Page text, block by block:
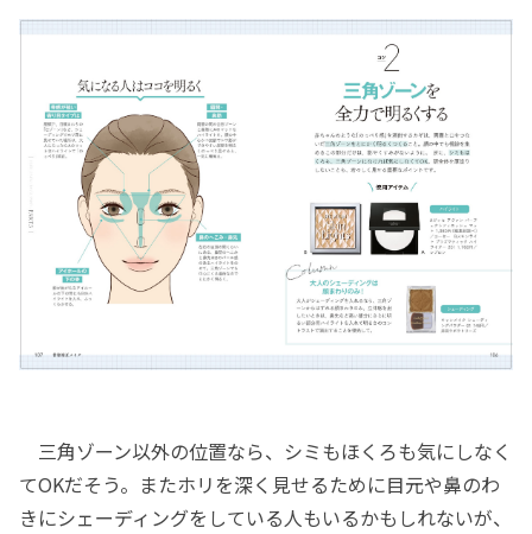
三角ゾーン以外の位置なら、シミもほくろも気にしなく
てOKだそう。またホリを深く見せるために目元や鼻のわ
きにシェーディングをしている人もいるかもしれないが、